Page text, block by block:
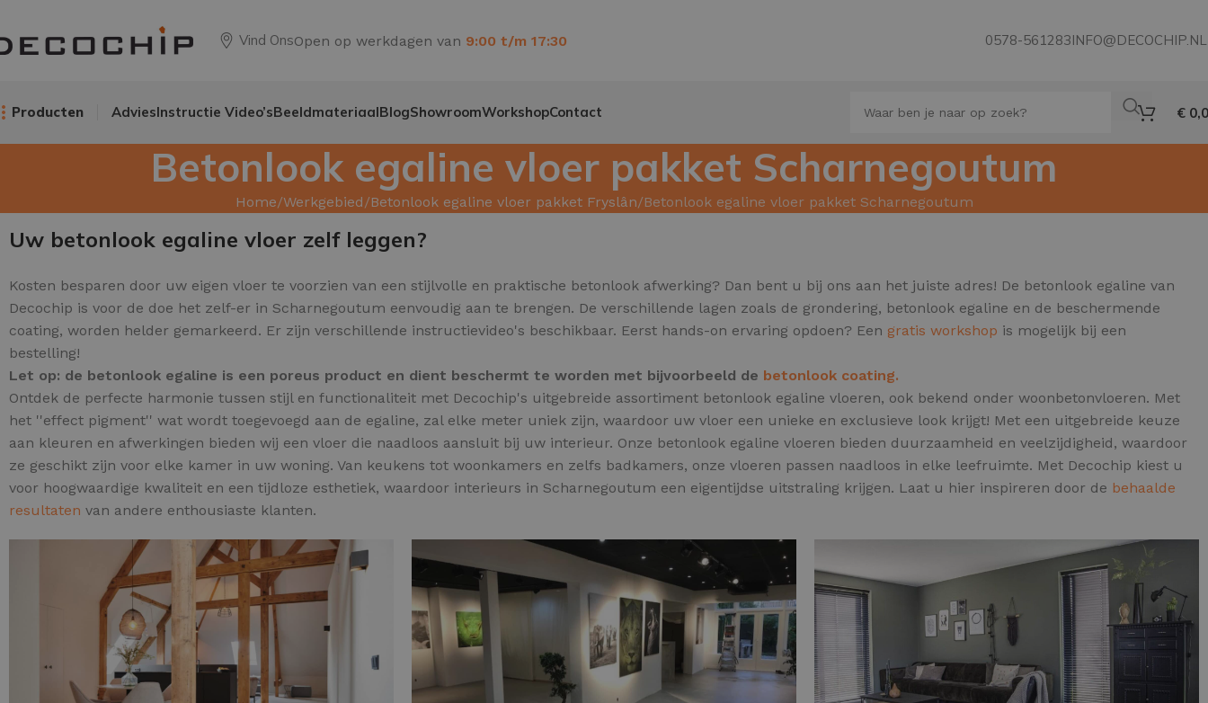
Vind OnsOpen op werkdagen van 9:00 t/m 17:30 0578-561283INFO@DECOCHIP.NL
Producten AdviesInstructie Video’sBeeldmateriaalBlogShowroomWorkshopContact €
Betonlook egaline vloer pakket Scharnegoutum
Home Werkgebied Betonlook egaline vloer pakket Fryslân Betonlook egaline vloer pakket Scharnegoutum
Uw betonlook egaline vloer zelf leggen?
Kosten besparen door uw eigen vloer te voorzien van een stijlvolle en praktische betonlook afwerking? Dan bent u bij ons aan het juiste adres! De betonlook egaline van
Decochip is voor de doe het zelf-er in Scharnegoutum eenvoudig aan te brengen. De verschillende lagen zoals de grondering, betonlook egaline en de beschermende
coating, worden helder gemarkeerd. Er zijn verschillende instructievideo's beschikbaar. Eerst hands-on ervaring opdoen? Een gratis workshop is mogelijk bij een
bestelling!
Let op: de betonlook egaline is een poreus product en dient beschermt te worden met bijvoorbeeld de betonlook coating.
Ontdek de perfecte harmonie tussen stijl en functionaliteit met Decochip's uitgebreide assortiment betonlook egaline vloeren, ook bekend onder woonbetonvloeren. Met
het ''effect pigment'' wat wordt toegevoegd aan de egaline, zal elke meter uniek zijn, waardoor uw vloer een unieke en exclusieve look krijgt! Met een uitgebreide keuze
aan kleuren en afwerkingen bieden wij een vloer die naadloos aansluit bij uw interieur. Onze betonlook egaline vloeren bieden duurzaamheid en veelzijdigheid, waardoor
ze geschikt zijn voor elke kamer in uw woning. Van keukens tot woonkamers en zelfs badkamers, onze vloeren passen naadloos in elke leefruimte. Met Decochip kiest u
voor hoogwaardige kwaliteit en een tijdloze esthetiek, waardoor interieurs in Scharnegoutum een eigentijdse uitstraling krijgen. Laat u hier inspireren door de behaalde
resultaten van andere enthousiaste klanten.